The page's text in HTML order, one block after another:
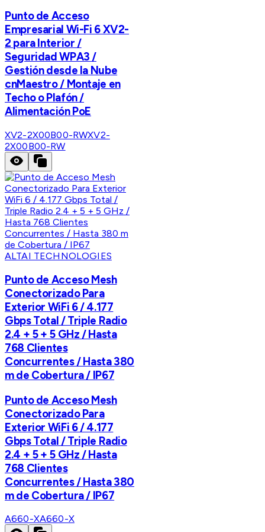
Punto de Acceso
Empresarial Wi-Fi 6 XV2-
2 para Interior /
Seguridad WPA3 /
Gestión desde la Nube
cnMaestro / Montaje en
Techo o Plafón /
Alimentación PoE
XV2-2X00B00-RWXV2-
2X00B00-RW
ALTAI TECHNOLOGIES
Punto de Acceso Mesh
Conectorizado Para
Exterior WiFi 6 / 4.177
Gbps Total / Triple Radio
2.4 + 5 + 5 GHz / Hasta
768 Clientes
Concurrentes / Hasta 380
m de Cobertura / IP67
Punto de Acceso Mesh
Conectorizado Para
Exterior WiFi 6 / 4.177
Gbps Total / Triple Radio
2.4 + 5 + 5 GHz / Hasta
768 Clientes
Concurrentes / Hasta 380
m de Cobertura / IP67
A660-XA660-X